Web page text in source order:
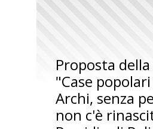
Proposta della
"Case
Archi, senza
non c'è